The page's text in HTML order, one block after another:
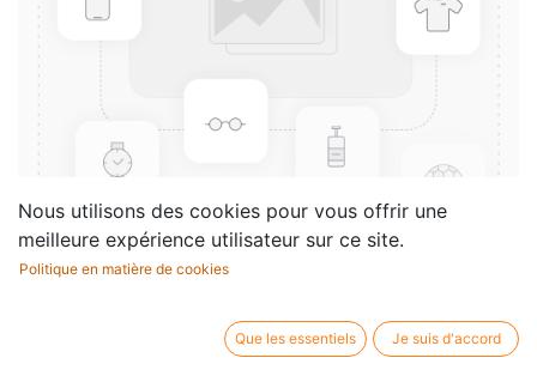
Le pouvoir magique du rythme
Nous utilisons des cookies pour vous offrir une
meilleure expérience utilisateur sur ce site.
Politique en matière de cookies
Que les essentiels Je suis d'accord